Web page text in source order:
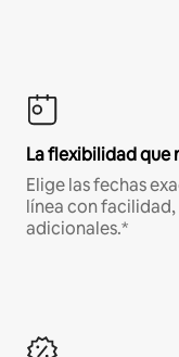
La flexibilidad que
Elige las fechas
línea con
adicionales.*